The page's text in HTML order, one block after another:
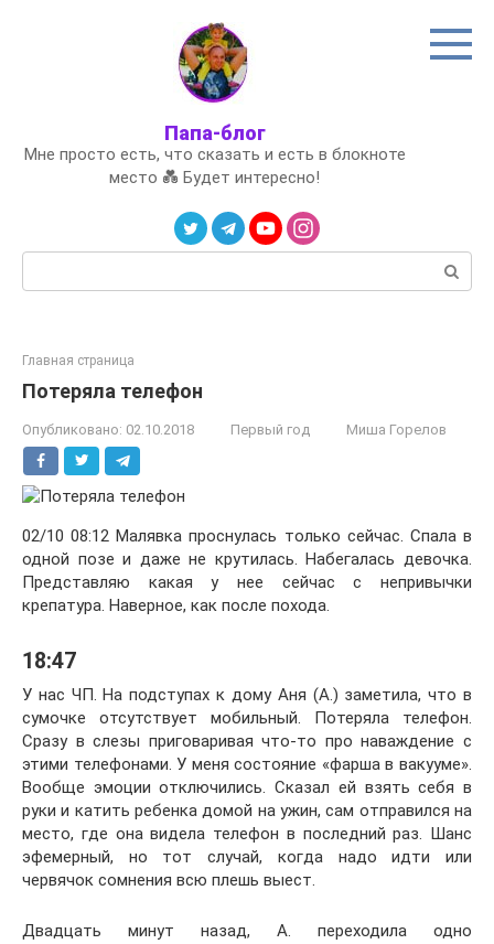
Папа-блог
Мне просто есть, что сказать и есть в блокноте
место 💑 Будет интересно!
Главная страница
Потеряла телефон
Опубликовано: 02.10.2018 Первый год Миша Горелов
02/10 08:12 Малявка проснулась только сейчас. Спала в
одной позе и даже не крутилась. Набегалась девочка.
Представляю какая у нее сейчас с непривычки
крепатура. Наверное, как после похода.
18:47
У нас ЧП. На подступах к дому Аня (А.) заметила, что в
сумочке отсутствует мобильный. Потеряла телефон.
Сразу в слезы приговаривая что-то про наваждение с
этими телефонами. У меня состояние «фарша в вакууме».
Вообще эмоции отключились. Сказал ей взять себя в
руки и катить ребенка домой на ужин, сам отправился на
место, где она видела телефон в последний раз. Шанс
эфемерный, но тот случай, когда надо идти или
червячок сомнения всю плешь выест.
Двадцать минут назад, А. переходила одно